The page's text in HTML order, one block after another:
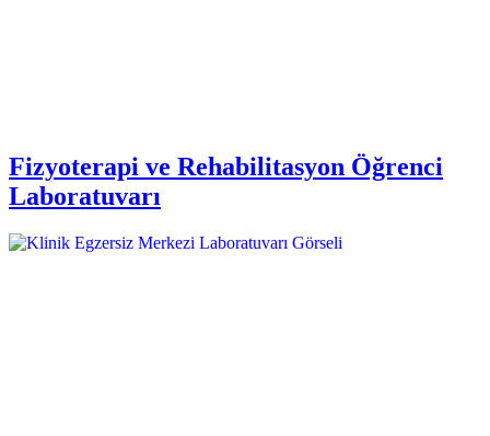
Fizyoterapi ve Rehabilitasyon Öğrenci
Laboratuvarı